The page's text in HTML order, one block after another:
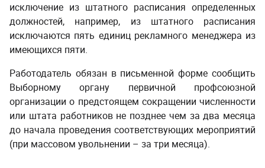
исключение из штатного расписания определенных
должностей, например, из штатного расписания
исключаются пять единиц рекламного менеджера из
имеющихся пяти.
Работодатель обязан в письменной форме сообщить
Выборному органу первичной профсоюзной
организации о предстоящем сокращении численности
или штата работников не позднее чем за два месяца
до начала проведения соответствующих мероприятий
(при массовом увольнении – за три месяца).